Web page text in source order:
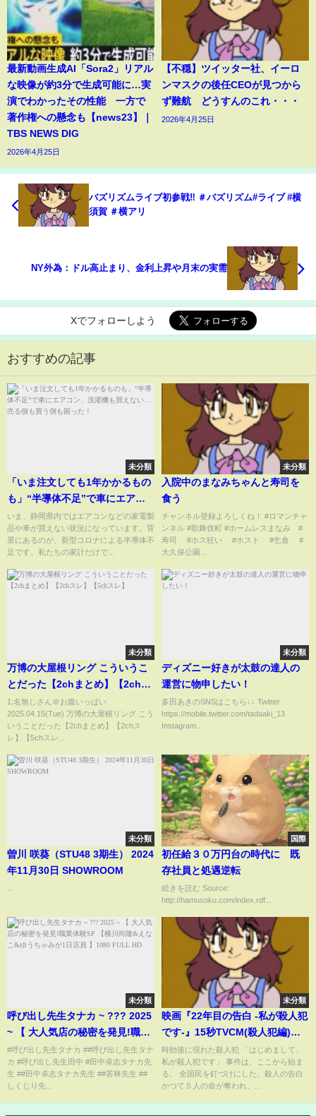
最新動画生成AI「Sora2」リアル
な映像が約3分で生成可能に…実
演でわかったその性能 一方で
著作権への懸念も【news23】｜
TBS NEWS DIG
2026年4月25日
【不穏】ツイッター社、イーロ
ンマスクの後任CEOが見つから
ず難航 どうすんのこれ・・・
2026年4月25日
バズリズムライブ初参戦‼️ ＃バズリズム#ライブ #横
須賀 ＃横アリ
NY外為：ドル高止まり、金利上昇や月末の実需
Xでフォローしよう
おすすめの記事
未分類
「いま注文しても1年かかるもの
も」“半導体不足”で車にエアコ
ン、洗濯機も買えない…売る側
も買う側も困った！
いま、静岡県内ではエアコンなどの家電製
品や車が買えない状況になっています。背
景にあるのが、新型コロナによる半導体不
足です。私たちの家計だけで...
未分類
入院中のまなみちゃんと寿司を
食う
チャンネル登録よろしくね！ #ロマンチャ
ンネル #歌舞伎町 #ホームレスまなみ #
寿司 #ホス狂い #ホスト #乞食 #
大久保公園...
未分類
万博の大屋根リング こういうこ
とだった【2chまとめ】【2chス
レ】【5chスレ】
1:名無しさん＠お腹いっぱい
2025.04.15(Tue) 万博の大屋根リング こう
いうことだった【2chまとめ】【2chス
レ】【5chスレ...
未分類
ディズニー好きが太鼓の達人の
運営に物申したい！
多田あきのSNSはこちら↓↓ Twitter
https://mobile.twitter.com/tadaaki_13
Instagram...
未分類
曽川 咲葵（STU48 3期生） 2024
年11月30日 SHOWROOM
国際
初任給３０万円台の時代に 既
存社員と処遇逆転
続きを読む Source:
http://hamusoku.com/index.rdf...
未分類
呼び出し先生タナカ ~ ??? 2025
~ 【 大人気店の秘密を発見!職業
体験SP 【横川尚隆&えなこ&ゆ
うちゃみが1日店員 】1080
FULL HD
#呼び出し先生タナカ ##呼び出し先生タナ
カ #呼び出し先生田中 #田中卓志タナカ先
生 ##田中卓志タナカ先生 ##若林先生 ##
しくじり先...
未分類
映画『22年目の告白 -私が殺人犯
です-』15秒TVCM(殺人犯編)
【HD】2017年6月10日（土）公
開
時効後に現れた殺人犯 「はじめまして、
私が殺人犯です」 事件は、ここから始ま
る。 全国民を釘づけにした、殺人の告白
かつて５人の命が奪われ、...